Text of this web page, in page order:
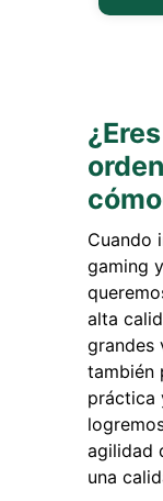
Cuando
gaming
alta
grandes
también
práctica
agilidad
una